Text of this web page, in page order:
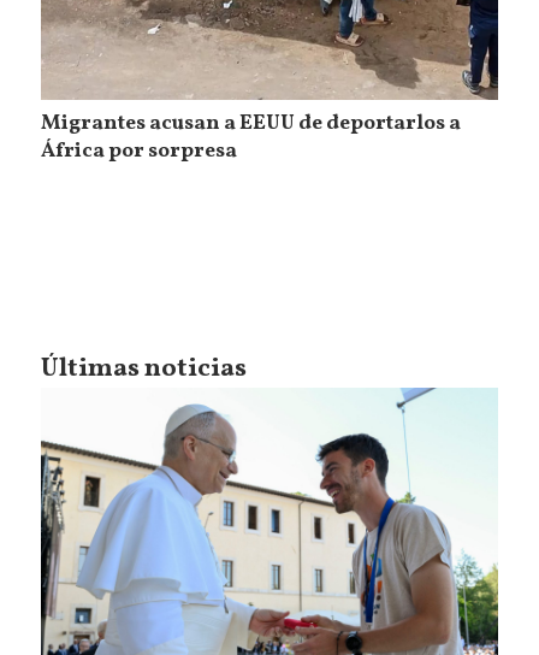
Migrantes acusan a EEUU de deportarlos a
África por sorpresa
Últimas noticias